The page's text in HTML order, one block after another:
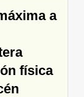
a
física